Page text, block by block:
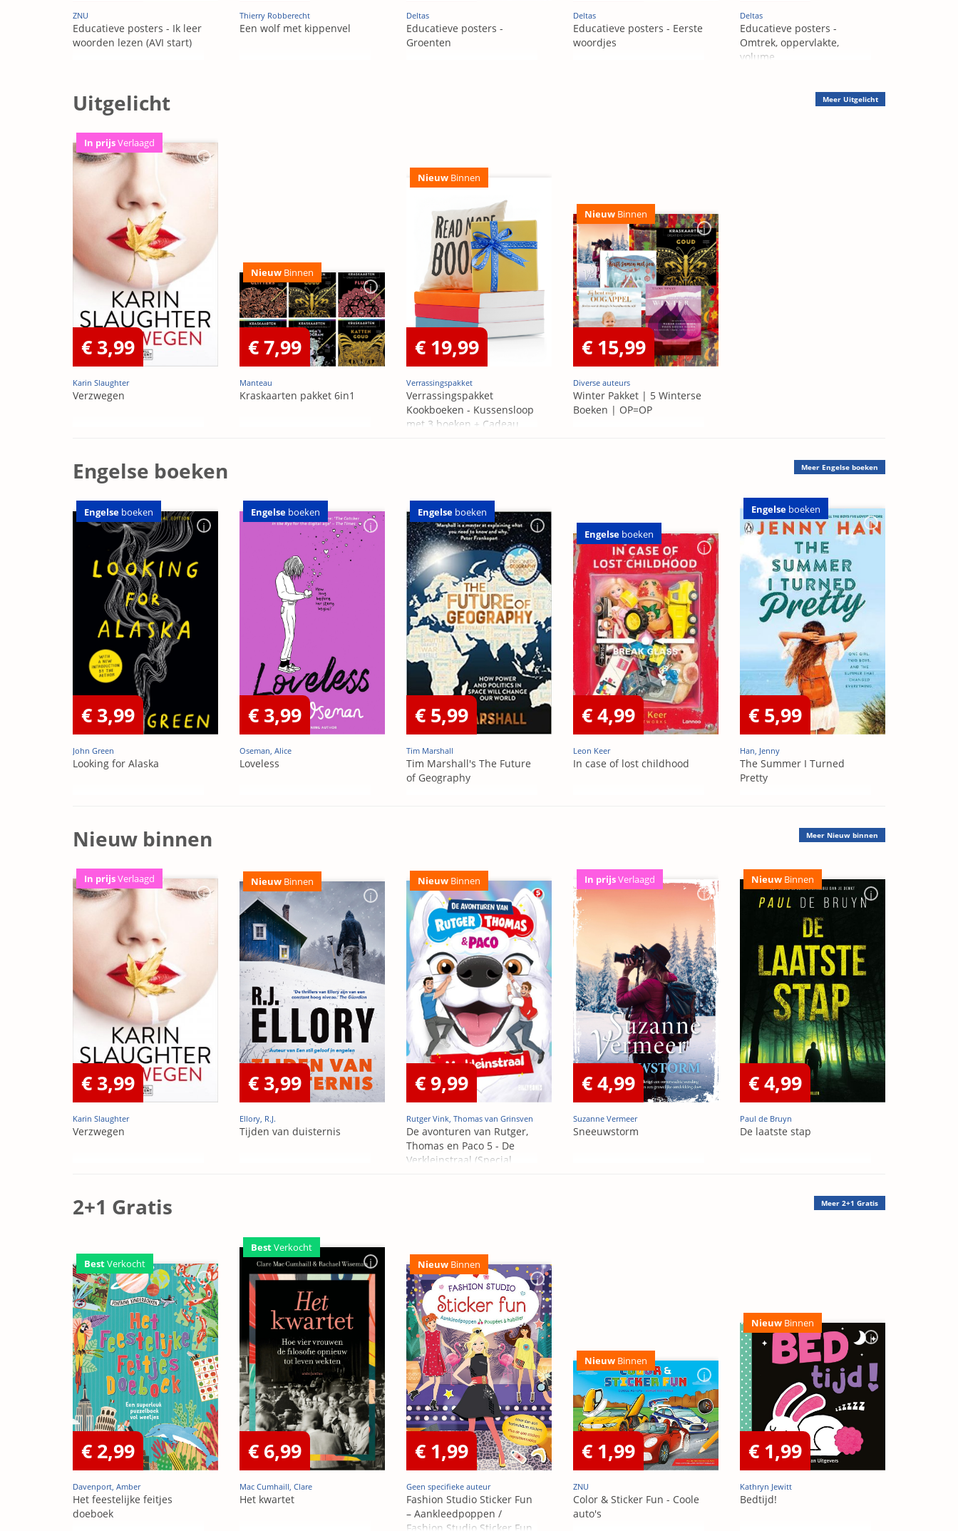
ZNU
Educatieve posters - Ik leer
woorden lezen (AVI start)
Thierry Robberecht
Een wolf met kippenvel
Deltas
Educatieve posters -
Groenten
Deltas
Educatieve posters - Eerste
woordjes
Deltas
Educatieve posters -
Omtrek, oppervlakte,
volume
Uitgelicht Meer Uitgelicht
In prijsVerlaagd
€ 3,99
Karin Slaughter
Verzwegen
Nieuw Binnen
€ 7,99
Manteau
Kraskaarten pakket 6in1
Nieuw Binnen
€ 19,99
Verrassingspakket
Verrassingspakket
Kookboeken - Kussensloop
met 3 boeken + Cadeau
Nieuw Binnen
€ 15,99
Diverse auteurs
Winter Pakket | 5 Winterse
Boeken | OP=OP
Engelse boeken Meer Engelse boeken
Engelse boeken
€ 3,99
John Green
Looking for Alaska
Engelse boeken
€ 3,99
Oseman, Alice
Loveless
Engelse boeken
€ 5,99
Tim Marshall
Tim Marshall's The Future
of Geography
Engelse boeken
€ 4,99
Leon Keer
In case of lost childhood
Engelse boeken
€ 5,99
Han, Jenny
The Summer I Turned
Pretty
Nieuw binnen Meer Nieuw binnen
In prijsVerlaagd
€ 3,99
Karin Slaughter
Verzwegen
Nieuw Binnen
€ 3,99
Ellory, R.J.
Tijden van duisternis
Nieuw Binnen
€ 9,99
Rutger Vink, Thomas van Grinsven
De avonturen van Rutger,
Thomas en Paco 5 - De
Verkleinstraal (Special
In prijsVerlaagd
€ 4,99
Suzanne Vermeer
Sneeuwstorm
Nieuw Binnen
€ 4,99
Paul de Bruyn
De laatste stap
2+1 Gratis Meer 2+1 Gratis
BestVerkocht
€ 2,99
Davenport, Amber
Het feestelijke feitjes
doeboek
BestVerkocht
€ 6,99
Mac Cumhaill, Clare
Het kwartet
Nieuw Binnen
€ 1,99
Geen specifieke auteur
Fashion Studio Sticker Fun
– Aankleedpoppen /
Fashion Studio Sticker Fun
Nieuw Binnen
€ 1,99
ZNU
Color & Sticker Fun - Coole
auto's
Nieuw Binnen
€ 1,99
Kathryn Jewitt
Bedtijd!